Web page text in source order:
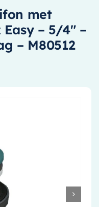
met
– 5/4″ –
– M80512